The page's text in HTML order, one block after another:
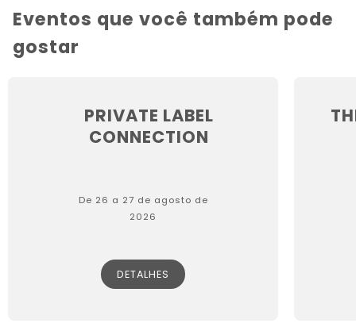
Eventos que você também pode
gostar
PRIVATE LABEL
CONNECTION
De 26 a 27 de agosto de
2026
DETALHES